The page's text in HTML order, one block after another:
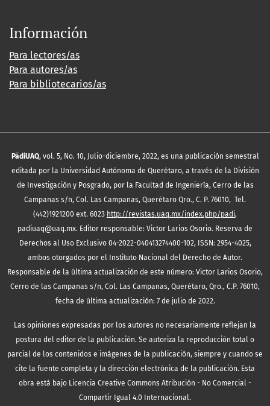
Información
Para lectores/as
Para autores/as
Para bibliotecarios/as
PädiUAQ, vol. 5, No. 10, Julio-diciembre, 2022, es una publicación semestral
editada por la Universidad Autónoma de Querétaro, a través de la División
de Investigación y Posgrado, por la Facultad de Ingeniería, Cerro de las
Campanas s/n, Col. Las Campanas, Querétaro Qro., C. P. 76010, Tel.
(442)1921200 ext. 6023 http://revistas.uaq.mx/index.php/padi,
padiuaq@uaq.mx. Editor responsable: Victor Larios Osorio. Reserva de
Derechos al Uso Exclusivo 04-2022-040413274400-102, ISSN: 2954-4025,
ambos otorgados por el Instituto Nacional del Derecho de Autor.
Responsable de la última actualización de este número: Victor Larios Osorio,
Cerro de las Campanas s/n, Col. Las Campanas, Querétaro, Qro., C.P. 76010,
fecha de última actualización: 7 de julio de 2022.
Las opiniones expresadas por los autores no necesariamente reflejan la
postura del editor de la publicación. Se autoriza la reproducción total o
parcial de los contenidos e imágenes de la publicación, siempre y cuando se
cite la fuente completa y la dirección electrónica de la publicación. Esta
obra está bajo Licencia Creative Commons Atribución - No Comercial -
Compartir Igual 4.0 Internacional.